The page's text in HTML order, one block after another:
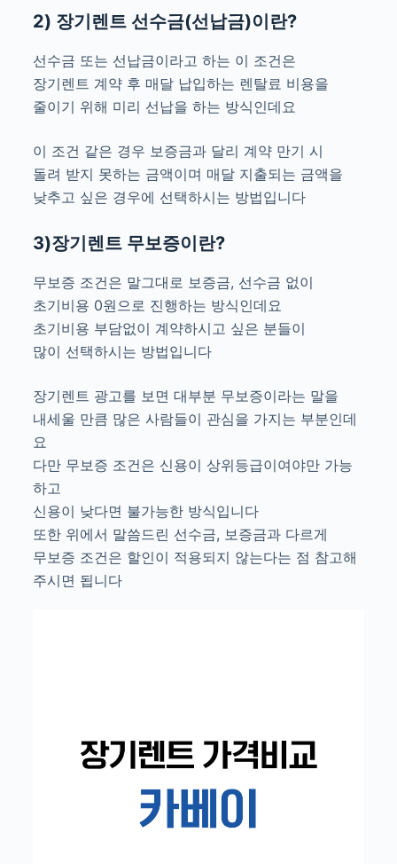
2) 장기렌트 선수금(선납금)이란?
선수금 또는 선납금이라고 하는 이 조건은
장기렌트 계약 후 매달 납입하는 렌탈료 비용을
줄이기 위해 미리 선납을 하는 방식인데요
이 조건 같은 경우 보증금과 달리 계약 만기 시
돌려 받지 못하는 금액이며 매달 지출되는 금액을
낮추고 싶은 경우에 선택하시는 방법입니다
3)장기렌트 무보증이란?
무보증 조건은 말그대로 보증금, 선수금 없이
초기비용 0원으로 진행하는 방식인데요
초기비용 부담없이 계약하시고 싶은 분들이
많이 선택하시는 방법입니다
장기렌트 광고를 보면 대부분 무보증이라는 말을
내세울 만큼 많은 사람들이 관심을 가지는 부분인데
요
다만 무보증 조건은 신용이 상위등급이여야만 가능
하고
신용이 낮다면 불가능한 방식입니다
또한 위에서 말씀드린 선수금, 보증금과 다르게
무보증 조건은 할인이 적용되지 않는다는 점 참고해
주시면 됩니다